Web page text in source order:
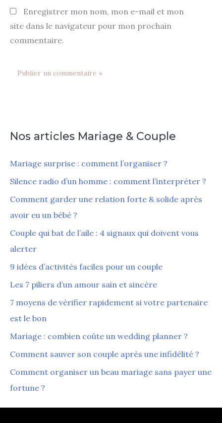
Enregistrer mon nom, mon e-mail et mon
site dans le navigateur pour mon prochain
commentaire.
Nos articles Mariage & Couple
Mariage surprise : comment l’organiser ?
Silence radio d’un homme : comment l’interpréter ?
Comment garder une relation forte & solide après
avoir eu un bébé ?
Couple qui bat de l’aile : 4 signaux qui doivent vous
alerter
9 idées d’activités faciles pour un couple
Les 7 piliers d’un amour sain et sincère
7 moyens de vérifier rapidement si votre partenaire
est le bon
Mariage : combien coûte un wedding planner ?
Comment sauver son couple après une infidélité ?
Comment organiser un beau mariage sans payer une
fortune ?